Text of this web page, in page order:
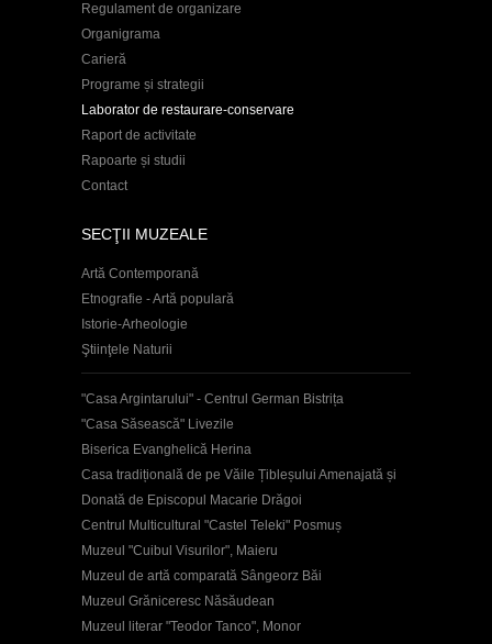
Regulament de organizare
Organigrama
Carieră
Programe și strategii
Laborator de restaurare-conservare
Raport de activitate
Rapoarte și studii
Contact
SECŢII MUZEALE
Artă Contemporană
Etnografie - Artă populară
Istorie-Arheologie
Ştiinţele Naturii
"Casa Argintarului" - Centrul German Bistrița
"Casa Săsească" Livezile
Biserica Evanghelică Herina
Casa tradițională de pe Văile Țibleșului Amenajată și
Donată de Episcopul Macarie Drăgoi
Centrul Multicultural "Castel Teleki" Posmuș
Muzeul "Cuibul Visurilor", Maieru
Muzeul de artă comparată Sângeorz Băi
Muzeul Grăniceresc Năsăudean
Muzeul literar "Teodor Tanco", Monor